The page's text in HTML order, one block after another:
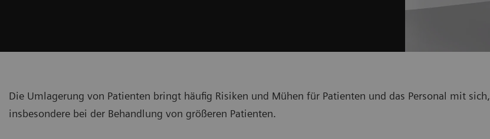
Die Umlagerung von Patienten bringt häufig Risiken und Mühen für Patienten und das Personal mit sich,
insbesondere bei der Behandlung von größeren Patienten.